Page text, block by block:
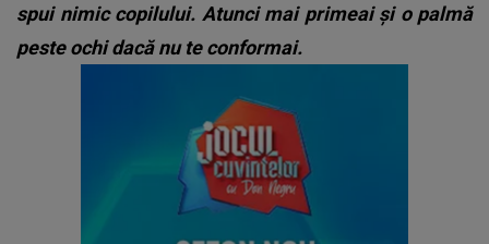
spui nimic copilului. Atunci mai primeai și o palmă
peste ochi dacă nu te conformai.